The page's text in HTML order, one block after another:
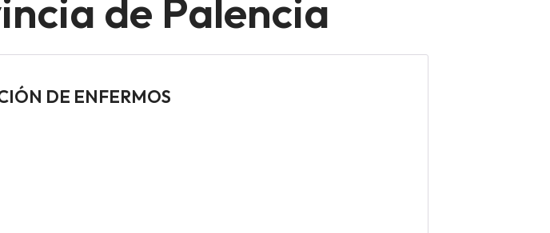
de Palencia
DE ENFERMOS